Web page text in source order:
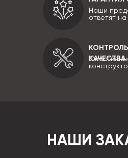
КОНТРОЛЬ
КАЧЕСТВА
Наши
ответят
НАШИ